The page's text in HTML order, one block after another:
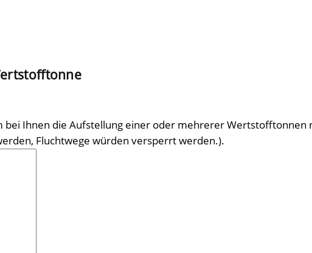
bei Ihnen die Aufstellung einer oder mehrerer Wertstofftonnen
Fluchtwege würden versperrt werden.).